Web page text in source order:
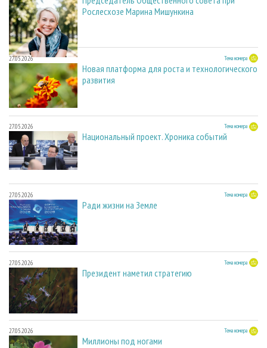
Рослесхозе Марина Мишункина
27.05.2026 Тема номера
Новая платформа для роста и технологического
развития
27.05.2026 Тема номера
Национальный проект. Хроника событий
27.05.2026 Тема номера
Ради жизни на Земле
27.05.2026 Тема номера
Президент наметил стратегию
27.05.2026 Тема номера
Миллионы под ногами